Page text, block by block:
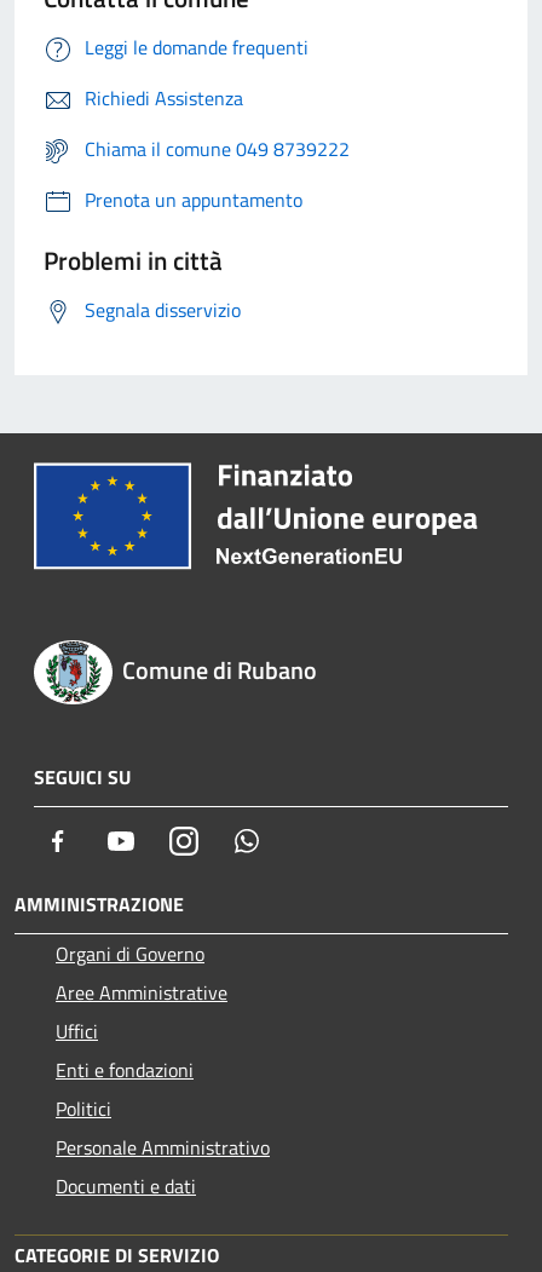
Leggi le domande frequenti
Richiedi Assistenza
Chiama il comune 049 8739222
Prenota un appuntamento
Problemi in città
Segnala disservizio
Comune di Rubano
SEGUICI SU
Facebook YoutubeInstagram
AMMINISTRAZIONE
Organi di Governo
Aree Amministrative
Uffici
Enti e fondazioni
Politici
Personale Amministrativo
Documenti e dati
CATEGORIE DI SERVIZIO